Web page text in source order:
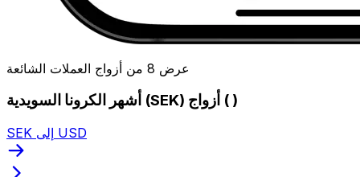
عرض 8 من أزواج العملات الشائعة
أشهر الكرونا السويدية (SEK) أزواج ( )
SEK إلى USD